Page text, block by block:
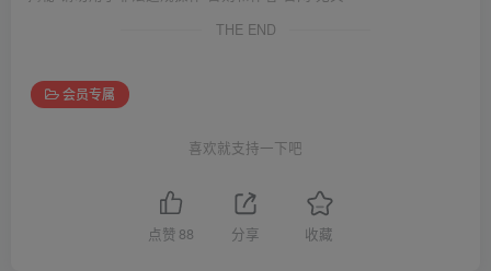
THE END
会员专属
喜欢就支持一下吧
点赞 88 分享 收藏